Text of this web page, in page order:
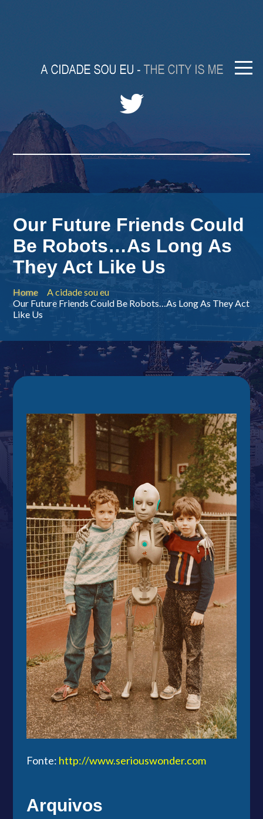
Our Future Friends Could
Be Robots…As Long As
They Act Like Us
Home
A cidade sou eu
Our Future Friends Could Be Robots…As Long As They Act
Like Us
Fonte: http://www.seriouswonder.com
Arquivos